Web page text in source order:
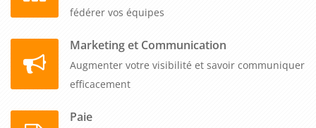
fédérer vos équipes
Marketing et Communication
Augmenter votre visibilité et savoir communiquer
efficacement
Paie